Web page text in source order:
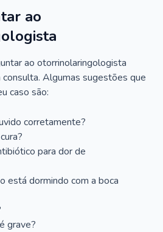
ao
ao otorrinolaringologista
Algumas sugestões que
caso são:
corretamente?
para dor de
está dormindo com a boca
grave?